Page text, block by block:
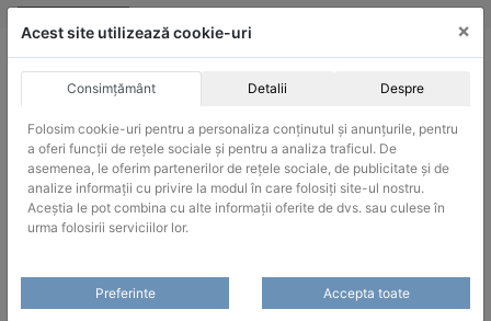
Skip
ACHIZITII PUBLICE
Produsele pot fi achizitionate si in sistemul SEAP / SICAP
Products
Acest site utilizează cookie-uri ×
Consimțământ Detalii Despre
Folosim cookie-uri pentru a personaliza conținutul și anunțurile, pentru
a oferi funcții de rețele sociale și pentru a analiza traficul. De
asemenea, le oferim partenerilor de rețele sociale, de publicitate și de
analize informații cu privire la modul în care folosiți site-ul nostru.
Aceștia le pot combina cu alte informații oferite de dvs. sau culese în
urma folosirii serviciilor lor.
Preferinte Accepta toate